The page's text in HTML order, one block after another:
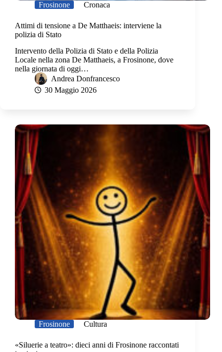
Frosinone Cronaca
Attimi di tensione a De Matthaeis: interviene la
polizia di Stato
Intervento della Polizia di Stato e della Polizia
Locale nella zona De Matthaeis, a Frosinone, dove
nella giornata di oggi…
Andrea Donfrancesco
30 Maggio 2026
Frosinone Cultura
«Siluerie a teatro»: dieci anni di Frosinone raccontati